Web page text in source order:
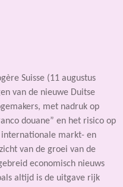
Suisse (11 augustus
van de nieuwe Duitse
met nadruk op
douane” en het risico op
markt- en
van de groei van de
economisch nieuws
altijd is de uitgave rijk